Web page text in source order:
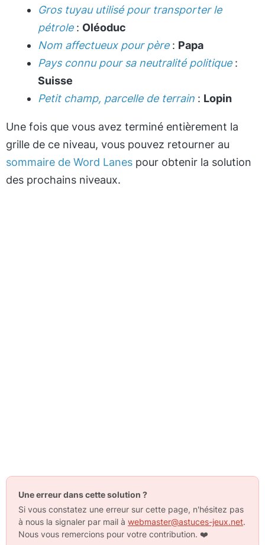
Gros tuyau utilisé pour transporter le
pétrole: Oléoduc
Nom affectueux pour père: Papa
Pays connu pour sa neutralité politique:
Suisse
Petit champ, parcelle de terrain : Lopin
Une fois que vous avez terminé entièrement la
grille de ce niveau, vous pouvez retourner au
sommaire de Word Lanes pour obtenir la solution
des prochains niveaux.
Une erreur dans cette solution ?
Si vous constatez une erreur sur cette page, n'hésitez pas
à nous la signaler par mail à webmaster@astuces-jeux.net.
Nous vous remercions pour votre contribution. ❤️